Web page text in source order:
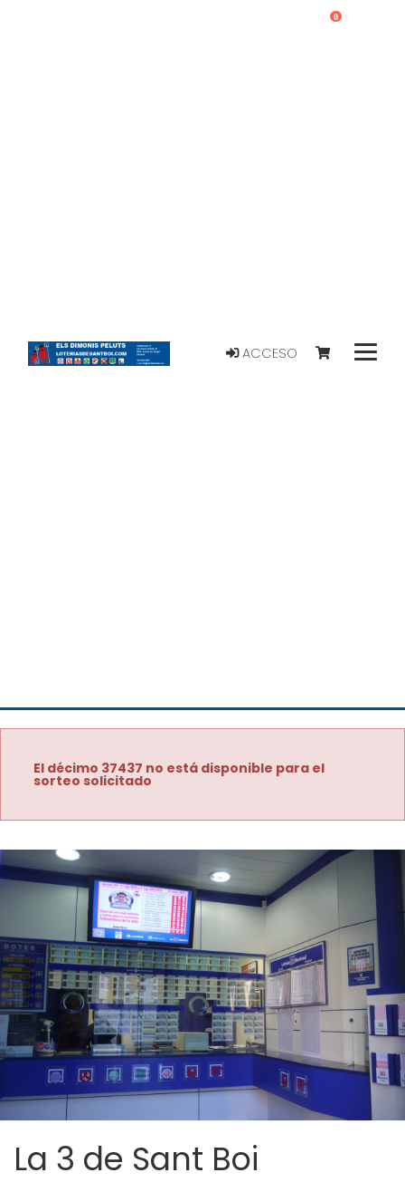
ACCESO
0
El décimo 37437 no está disponible para el
sorteo solicitado
La 3 de Sant Boi